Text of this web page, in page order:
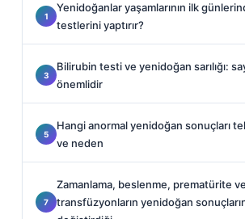
Yenidoğanlar yaşamlarının ilk
testlerini yaptırır?
Bilirubin testi ve yenidoğan sarılığı:
önemlidir
Hangi anormal yenidoğan sonuçları
ve neden
Zamanlama, beslenme, prematürite ve
transfüzyonların yenidoğan